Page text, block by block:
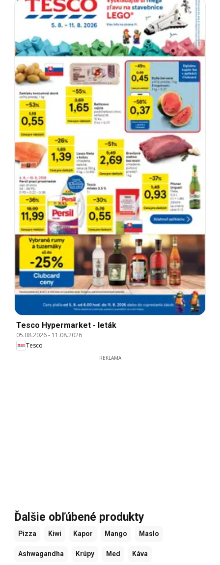
Tesco Hypermarket - leták
05.08.2026- 11.08.2026
Tesco
REKLAMA
Ďalšie obľúbené produkty
Pizza Kiwi Kapor Mango Maslo
Ashwagandha Krúpy Med Káva